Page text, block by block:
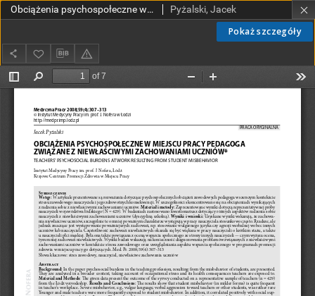
Pokaż szczegóły
Obciążenia psychospołeczne w miejscu pracy pedagoga związane z niewłaściwymi zachowaniami uczniów Pyżalski, Jacek